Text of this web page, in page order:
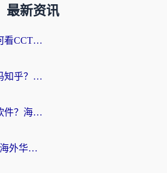
最新资讯
海外党亲测：在海外如何看CCTV？告别“仅限大陆播放”的实用指南
央视影音在海外可以看吗知乎？留学生亲测：3步解决地域限制+追剧自由
在国外怎么看咪咕视频软件？海外党亲测有效的回国加速方案
12123在国外能登录吗？海外华人必看的回国加速实用指南